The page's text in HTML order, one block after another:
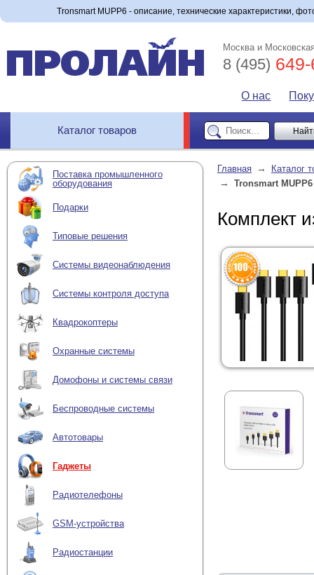
Tronsmart MUPP6 - описание, технические характеристики,
Москва и
8 (495)
О нас
Каталог товаров
Поставка промышленного
оборудования
Подарки
Типовые решения
Системы видеонаблюдения
Системы контроля доступа
Квадрокоптеры
Охранные системы
Домофоны и системы связи
Беспроводные системы
Автотовары
Гаджеты
Радиотелефоны
GSM-устройства
Радиостанции
Главная → Каталог
→ Tronsmart MUPP6
Комплект